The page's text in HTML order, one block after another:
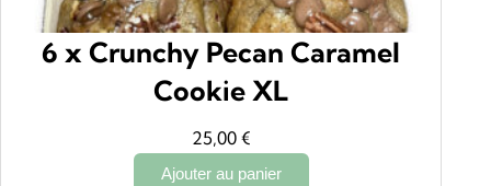
.
6 x Crunchy Pecan Caramel
Cookie XL
25,00 €
Ajouter au panier